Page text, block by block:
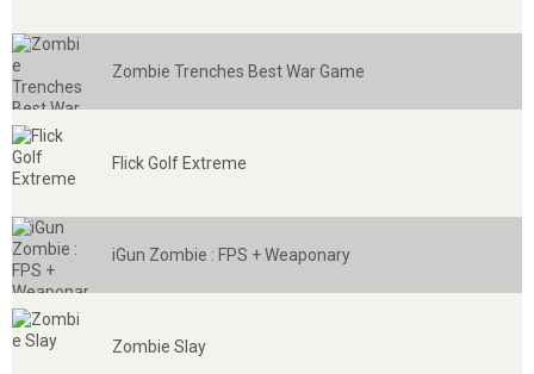
Zombie Trenches Best War Game
Flick Golf Extreme
iGun Zombie : FPS + Weaponary
Zombie Slay